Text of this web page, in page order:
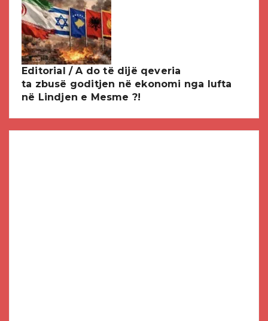
Editorial / A do të dijë qeveria
ta zbusë goditjen në ekonomi nga lufta
në Lindjen e Mesme ?!